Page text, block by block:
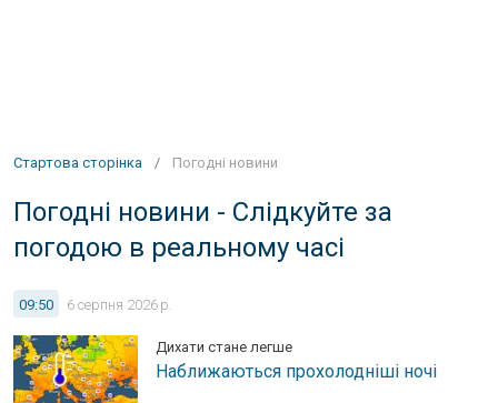
Стартова сторінка / Погодні новини
Погодні новини - Слідкуйте за
погодою в реальному часі
Наближаються прохолодніші ночі. Дихати стане легше.
09:50 6 серпня 2026 р.
Дихати стане легше
Наближаються прохолодніші ночі